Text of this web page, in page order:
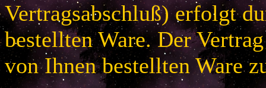
Vertragsabschluß) erfolgt
bestellten Ware. Der
von Ihnen bestellten Ware